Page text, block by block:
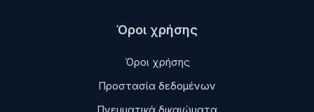
Όροι χρήσης
Όροι χρήσης
Προστασία δεδομένων